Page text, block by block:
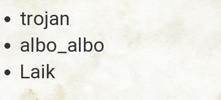
trojan
albo_albo
Laik